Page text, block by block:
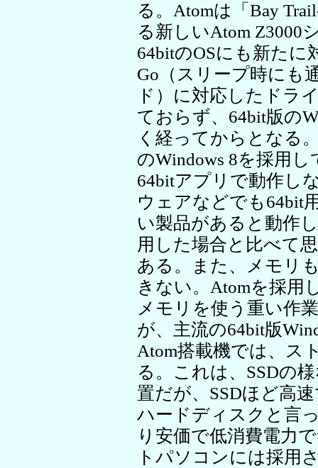
る。Atomは「Bay
る新しいAtom Z3000
64bitのOSにも新たに
Go（スリープ時にも
ド）に対応したドラ
ておらず、64bit版の
く経ってからとなる
のWindows 8を採用
64bitアプリで動作し
ウェアなどでも64bit
い製品があると動作
用した場合と比べて
ある。また、メモリ
きない。Atomを採用
メモリを使う重い作
が、主流の64bit版
Atom搭載機では、ス
る。これは、SSDの
置だが、SSDほど高
ハードディスクと言
り安価で低消費電力
トパソコンには採用